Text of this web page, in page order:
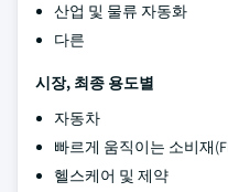
산업 및 물류 자동화
다른
시장, 최종 용도별
자동차
빠르게 움직이는 소비재
헬스케어 및 제약